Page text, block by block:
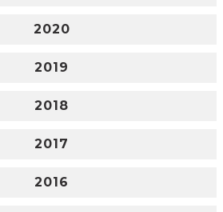
2020
2019
2018
2017
2016